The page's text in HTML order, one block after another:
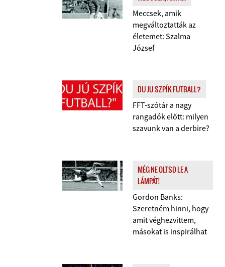
Meccsek, amik
megváltoztatták az
életemet: Szalma
József
DU JU SZPÍK FUTBALL?
FFT-szótár a nagy
rangadók előtt: milyen
szavunk van a derbire?
MÉG NE OLTSD LE A
LÁMPÁT!
Gordon Banks:
Szeretném hinni, hogy
amit véghezvittem,
másokat is inspirálhat